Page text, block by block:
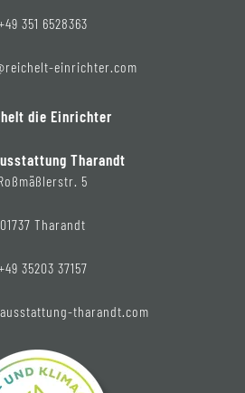
351 6528363
einrichter.com
die Einrichter
Tharandt
5
01737 Tharandt
35203 37157
tharandt.com